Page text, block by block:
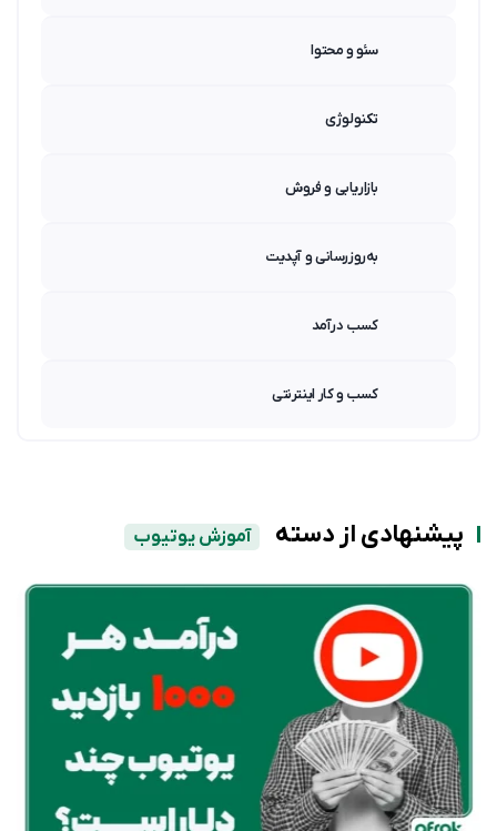
سئو و محتوا
تکنولوژی
بازاریابی و فروش
به‌روزرسانی و آپدیت
کسب درآمد
کسب و کار اینترنتی
پیشنهادی از دسته آموزش یوتیوب